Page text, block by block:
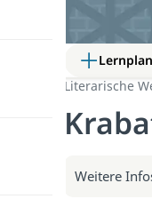
Lernplan
Literarische
Weitere